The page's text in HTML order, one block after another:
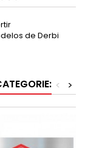
de Derbi
>
<